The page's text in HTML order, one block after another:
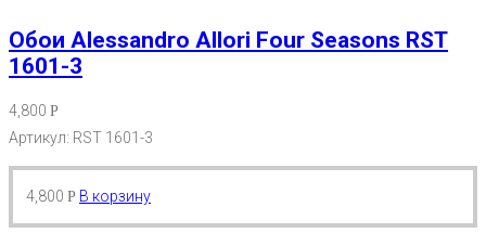
Обои Alessandro Allori Four Seasons RST
1601-3
4,800 Р
Артикул: RST 1601-3
4,800 Р В корзину